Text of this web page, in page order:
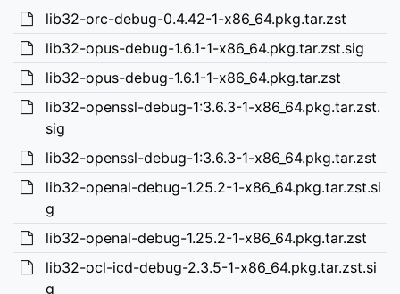
lib32-orc-debug-0.4.42-1-x86_64.pkg.tar.zst
lib32-opus-debug-1.6.1-1-x86_64.pkg.tar.zst.sig
lib32-opus-debug-1.6.1-1-x86_64.pkg.tar.zst
lib32-openssl-debug-1:3.6.3-1-x86_64.pkg.tar.zst.
sig
lib32-openssl-debug-1:3.6.3-1-x86_64.pkg.tar.zst
lib32-openal-debug-1.25.2-1-x86_64.pkg.tar.zst.si
g
lib32-openal-debug-1.25.2-1-x86_64.pkg.tar.zst
lib32-ocl-icd-debug-2.3.5-1-x86_64.pkg.tar.zst.si
g